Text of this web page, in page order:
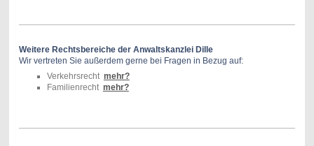
Weitere Rechtsbereiche der Anwaltskanzlei Dille
Wir vertreten Sie außerdem gerne bei Fragen in Bezug auf:
Verkehrsrecht mehr?
Familienrecht mehr?